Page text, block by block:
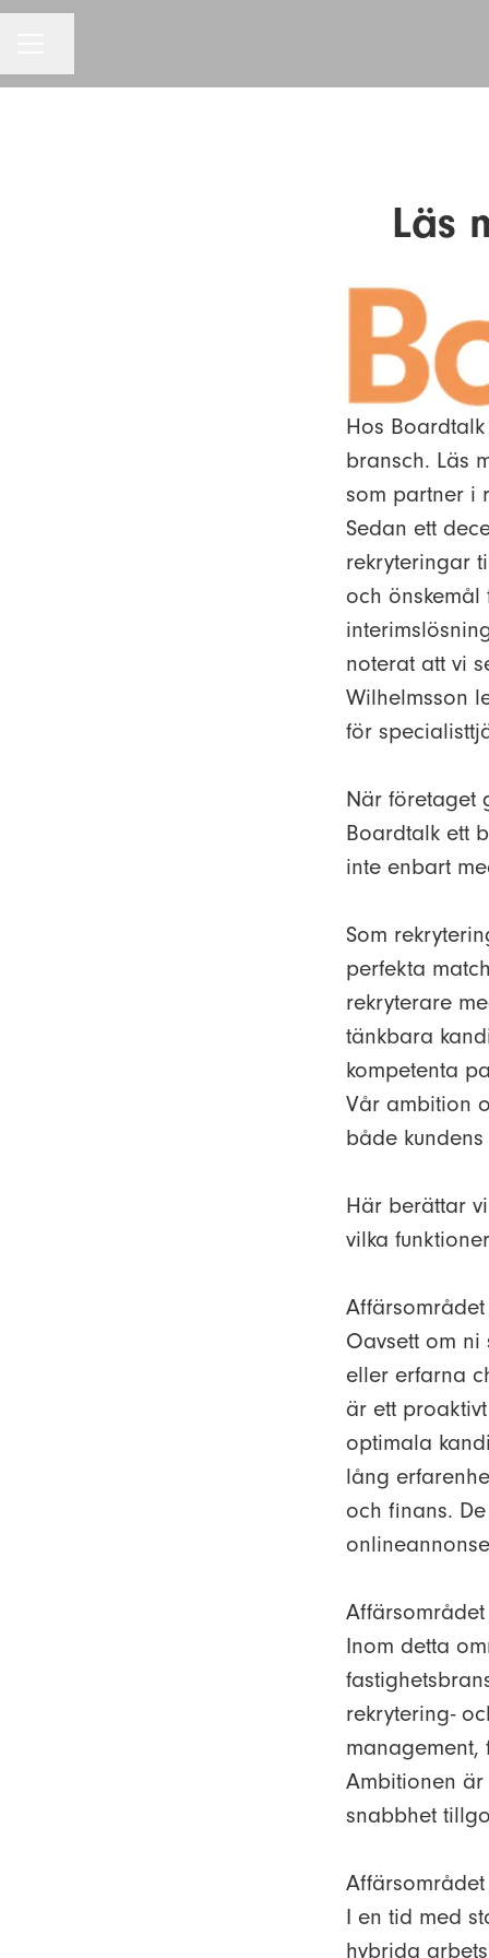
Läs
Hos
bransch. Läs
som partner i
Sedan ett
rekryteringar
och önskemål
noterat att vi
Wilhelmsson
för
När företaget
Boardtalk ett
inte enbart
Som
perfekta
rekryterare
tänkbara
kompetenta
Vår ambition
både
Här berättar
vilka
Oavsett om
eller erfarna
är ett
optimala
lång
och finans.
Affärsområdet
Inom detta
rekrytering-
management,
Ambitionen är
snabbhet
Affärsområdet
I en tid med
hybrida